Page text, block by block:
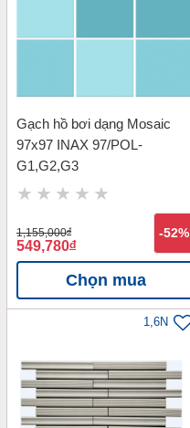
Gạch hồ bơi dạng Mosaic
97x97 INAX 97/POL-
G1,G2,G3
1,155,000đ
549,780đ
-52%
Chọn mua
1,6N